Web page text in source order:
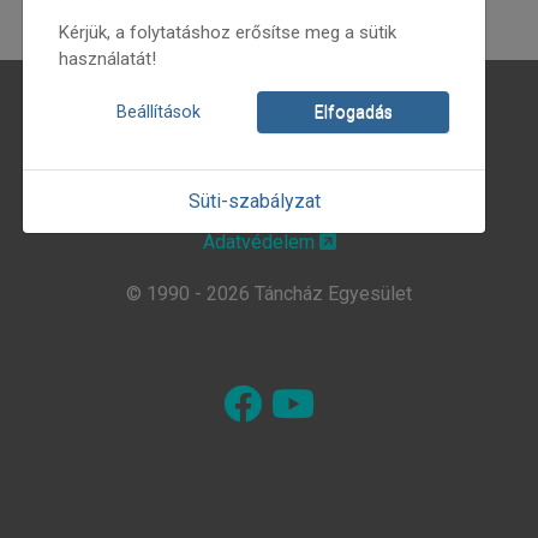
Kérjük, a folytatáshoz erősítse meg a sütik
használatát!
Beállítások Elfogadás
Süti-szabályzat
Magunkról
Hírlevél
Kapcsolat
Adatvédelem
© 1990 - 2026 Táncház Egyesület